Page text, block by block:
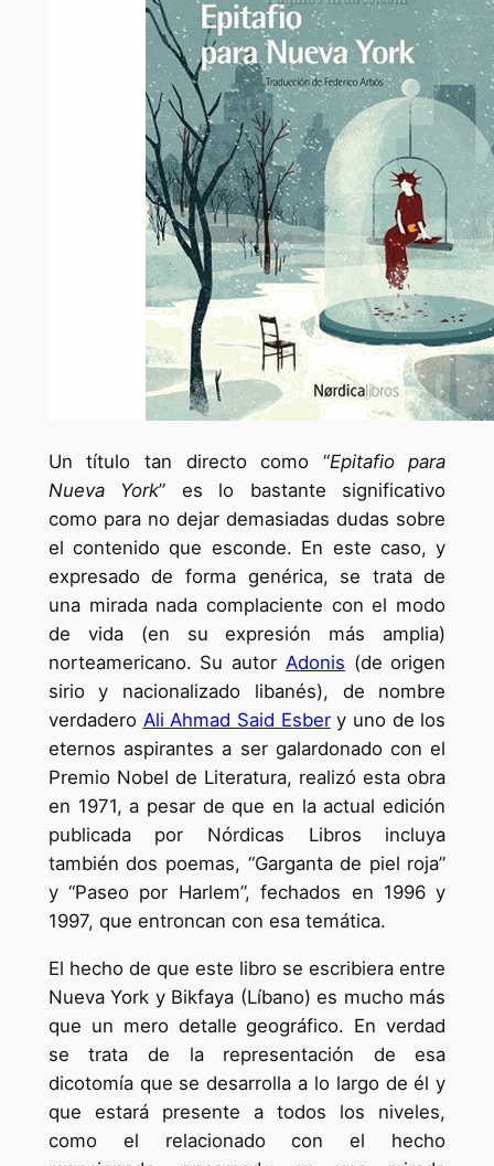
Un título tan directo como “Epitafio para
Nueva York” es lo bastante significativo
como para no dejar demasiadas dudas sobre
el contenido que esconde. En este caso, y
expresado de forma genérica, se trata de
una mirada nada complaciente con el modo
de vida (en su expresión más amplia)
norteamericano. Su autor Adonis (de origen
sirio y nacionalizado libanés), de nombre
verdadero Ali Ahmad Said Esbery uno de los
eternos aspirantes a ser galardonado con el
Premio Nobel de Literatura, realizó esta obra
en 1971, a pesar de que en la actual edición
publicada por Nórdicas Libros incluya
también dos poemas, “Garganta de piel roja”
y “Paseo por Harlem”, fechados en 1996 y
1997, que entroncan con esa temática.
El hecho de que este libro se escribiera entre
Nueva York y Bikfaya (Líbano) es mucho más
que un mero detalle geográfico. En verdad
se trata de la representación de esa
dicotomía que se desarrolla a lo largo de él y
que estará presente a todos los niveles,
como el relacionado con el hecho